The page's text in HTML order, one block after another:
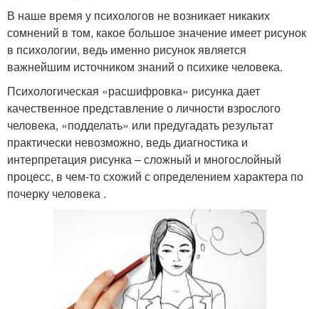
В наше время у психологов не возникает никаких
сомнений в том, какое большое значение имеет рисунок
в психологии, ведь именно рисунок является
важнейшим источником знаний о психике человека.
Психологическая «расшифровка» рисунка дает
качественное представление о личности взрослого
человека, «подделать» или предугадать результат
практически невозможно, ведь диагностика и
интерпретация рисунка – сложный и многослойный
процесс, в чем-то схожий с определением характера по
почерку человека .